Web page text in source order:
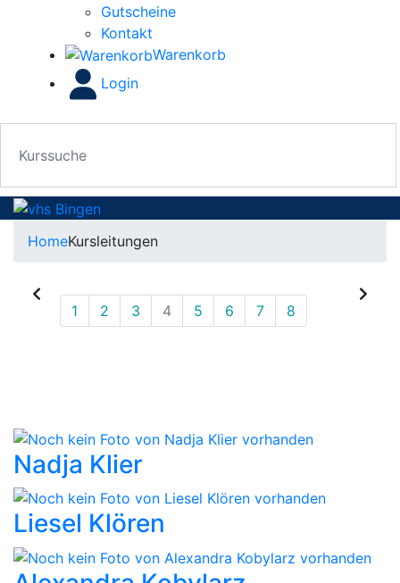
Gutscheine
Kontakt
Warenkorb
Login
HomeKursleitungen
1 2 3 4 5 6 7 8
Nadja Klier
Liesel Klören